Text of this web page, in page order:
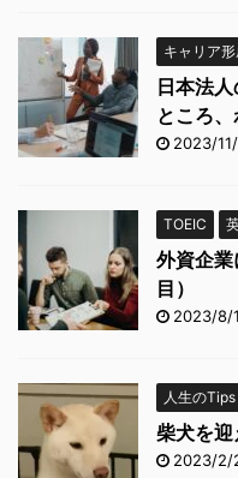
キャリア
日本法
ところ
2023/11/
TOEIC
外資企
目）
2023/8/
人生のTips
柴犬を迎
2023/2/